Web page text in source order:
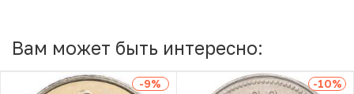
Вам может быть интересно:
-9% -10%